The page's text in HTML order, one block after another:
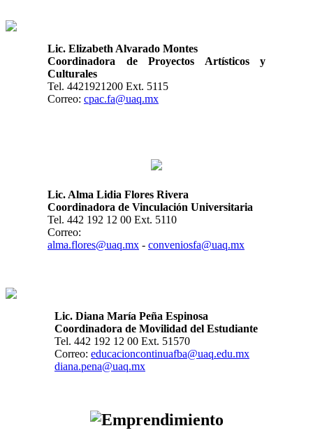
Lic. Elizabeth Alvarado Montes
Coordinadora de Proyectos Artísticos y
Culturales
Tel. 4421921200 Ext. 5115
Correo: cpac.fa@uaq.mx
Lic. Alma Lidia Flores Rivera
Coordinadora de Vinculación Universitaria
Tel. 442 192 12 00 Ext. 5110
Correo:
alma.flores@uaq.mx - conveniosfa@uaq.mx
Lic. Diana María Peña Espinosa
Coordinadora de Movilidad del Estudiante
Tel. 442 192 12 00 Ext. 51570
Correo: educacioncontinuafba@uaq.edu.mx
diana.pena@uaq.mx